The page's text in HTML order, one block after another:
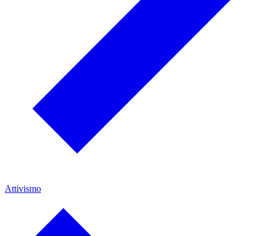
Attivismo